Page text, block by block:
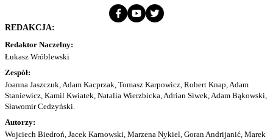
REDAKCJA:
Redaktor Naczelny:
Łukasz Wróblewski
Zespół:
Joanna Jaszczuk, Adam Kacprzak, Tomasz Karpowicz, Robert Knap, Adam
Staniewicz, Kamil Kwiatek, Natalia Wierzbicka, Adrian Siwek, Adam Bąkowski,
Sławomir Cedzyński.
Autorzy:
Wojciech Biedroń, Jacek Karnowski, Marzena Nykiel, Goran Andrijanić, Marek